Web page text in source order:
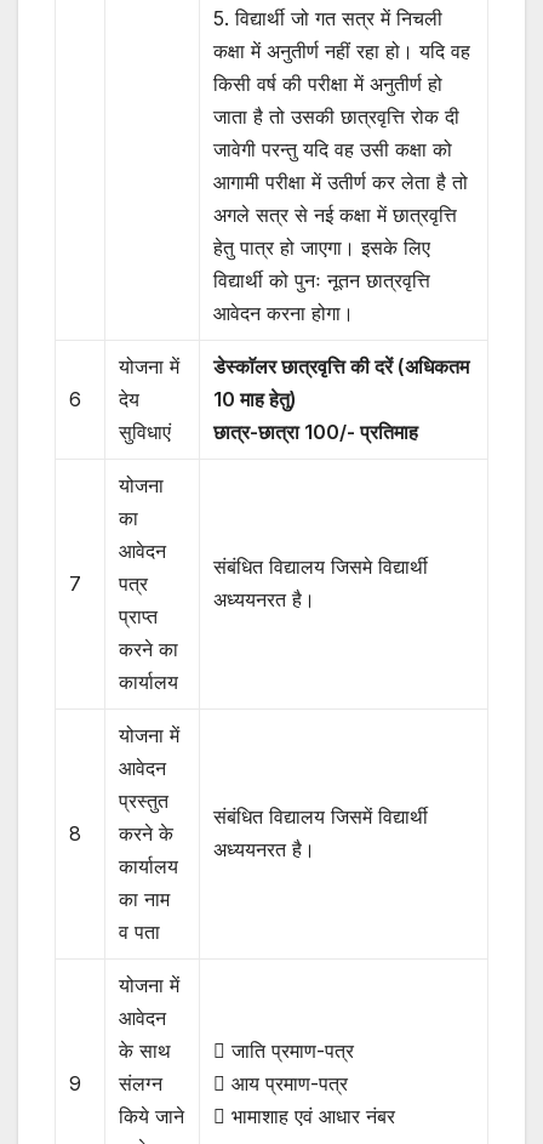
5. विद्यार्थी जो गत सत्र में निचली
कक्षा में अनुतीर्ण नहीं रहा हो। यदि वह
किसी वर्ष की परीक्षा में अनुतीर्ण हो
जाता है तो उसकी छात्रवृत्ति रोक दी
जावेगी परन्तु यदि वह उसी कक्षा को
आगामी परीक्षा में उतीर्ण कर लेता है तो
अगले सत्र से नई कक्षा में छात्रवृत्ति
हेतु पात्र हो जाएगा। इसके लिए
विद्यार्थी को पुनः नूतन छात्रवृत्ति
आवेदन करना होगा।
6
योजना में
देय
सुविधाएं
डेस्काॅलर छात्रवृत्ति की दरें (अधिकतम
10 माह हेतु)
छात्र-छात्रा 100/- प्रतिमाह
7
योजना
का
आवेदन
पत्र
प्राप्त
करने का
कार्यालय
संबंधित विद्यालय जिसमे विद्यार्थी
अध्ययनरत है।
8
योजना में
आवेदन
प्रस्तुत
करने के
कार्यालय
का नाम
व पता
संबंधित विद्यालय जिसमें विद्यार्थी
अध्ययनरत है।
9
योजना में
आवेदन
के साथ
संलग्न
किये जाने
 जाति प्रमाण-पत्र
 आय प्रमाण-पत्र
 भामाशाह एवं आधार नंबर